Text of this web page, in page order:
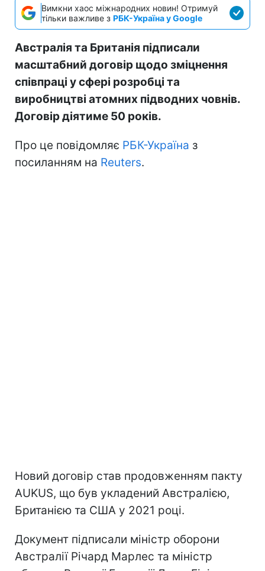
Вимкни хаос міжнародних новин! Отримуй
тільки важливе з РБК-Україна у Google
Австралія та Британія підписали
масштабний договір щодо зміцнення
співпраці у сфері розробці та
виробництві атомних підводних човнів.
Договір діятиме 50 років.
Про це повідомляє РБК-Україна з
посиланням на Reuters.
Новий договір став продовженням пакту
AUKUS, що був укладений Австралією,
Британією та США у 2021 році.
Документ підписали міністр оборони
Австралії Річард Марлес та міністр